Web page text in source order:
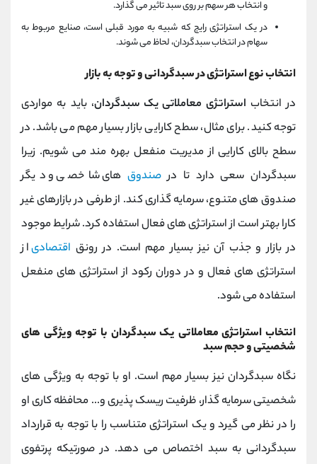
و انتخاب هر سهم بر روی سبد تاثیر می گذارد.
در یک استراتژی رایج كه شبیه به مورد قبلی است، صنایع مربوط به
سهام در انتخاب سبدگردان، لحاظ می شوند.
انتخاب نوع استراتژی در سبدگردانی و توجه به بازار
در انتخاب استراتژی معاملاتی یک سبدگردان، باید به مواردی
توجه کنید. برای مثال، سطح کارایی بازار بسیار مهم می باشد. در
سطح بالای کارایی از مدیریت منفعل بهره مند می شویم. زیرا
سبدگردان سعی دارد تا درصندوق های شاخصی و دیگر
صندوق های متنوع، سرمایه گذاری کند. از طرفی در بازارهای غیر
کارا بهتر است از استراتژی های فعال استفاده کرد. شرایط موجود
در بازار و جذب آن نیز بسیار مهم است. در رونق اقتصادیاز
استراتژی های فعال و در دوران رکود از استراتژی های منفعل
استفاده می شود.
انتخاب استراتژی معاملاتی یک سبدگردان با توجه ویژگی های
شخصیتی و حجم سبد
نگاه سبدگردان نیز بسیار مهم است. او با توجه به ویژگی های
شخصیتی سرمایه گذار، ظرفیت ریسک پذیری و... محافظه کاری او
را در نظر می گیرد و یک استراتژی متناسب را با توجه به قرارداد
سبدگردانی به سبد اختصاص می دهد. در صورتیکه پرتفوی